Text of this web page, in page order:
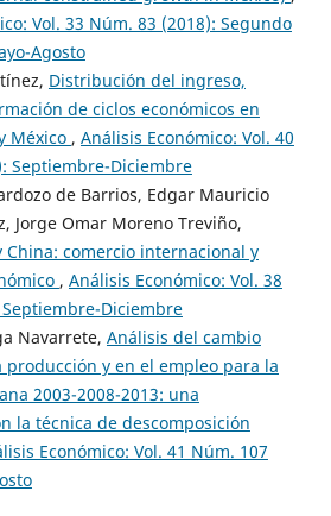
Vol. 33 Núm. 83 (2018): Segundo
Agosto
Distribución del ingreso,
de ciclos económicos en
México , Análisis Económico: Vol. 40
Septiembre-Diciembre
de Barrios, Edgar Mauricio
Jorge Omar Moreno Treviño,
China: comercio internacional y
, Análisis Económico: Vol. 38
Diciembre
Navarrete, Análisis del cambio
y en el empleo para la
2003-2008-2013: una
la técnica de descomposición
Económico: Vol. 41 Núm. 107